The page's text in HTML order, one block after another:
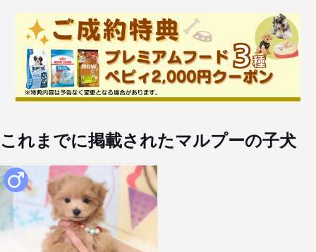
これまでに掲載されたマルプーの子犬